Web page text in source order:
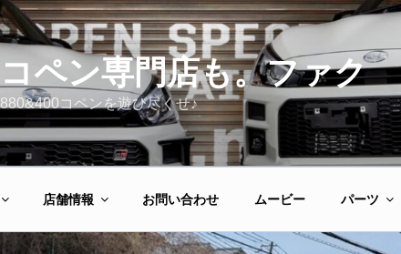
コペン専門店も。ファク
880&400コペンを遊び尽くせ♪
店舗情報 お問い合わせ ムービー パーツ